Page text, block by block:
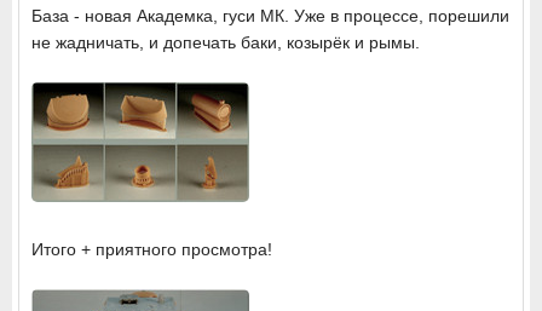
База - новая Академка, гуси МК. Уже в процессе, порешили
не жадничать, и допечать баки, козырёк и рымы.
Итого + приятного просмотра!